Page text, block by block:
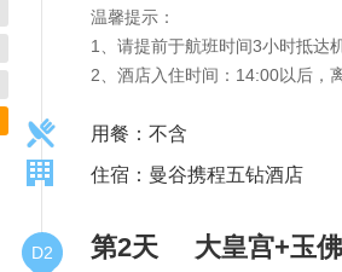
温馨提示：
1、请提前于航班时间3小时抵达
2、酒店入住时间：14:00以后，
用餐：不含
住宿：曼谷携程五钻酒店
D2 第2天 大皇宫+玉